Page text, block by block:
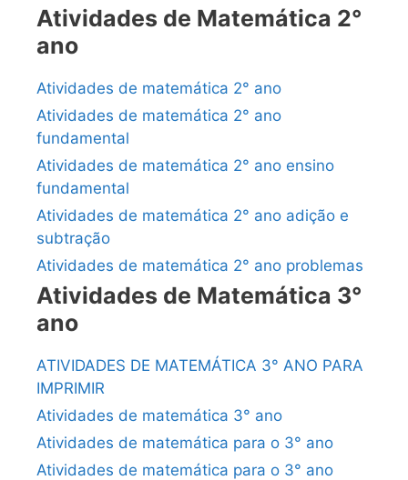
Atividades de Matemática 2°
ano
Atividades de matemática 2° ano
Atividades de matemática 2° ano
fundamental
Atividades de matemática 2° ano ensino
fundamental
Atividades de matemática 2° ano adição e
subtração
Atividades de matemática 2° ano problemas
Atividades de Matemática 3°
ano
ATIVIDADES DE MATEMÁTICA 3° ANO PARA
IMPRIMIR
Atividades de matemática 3° ano
Atividades de matemática para o 3° ano
Atividades de matemática para o 3° ano